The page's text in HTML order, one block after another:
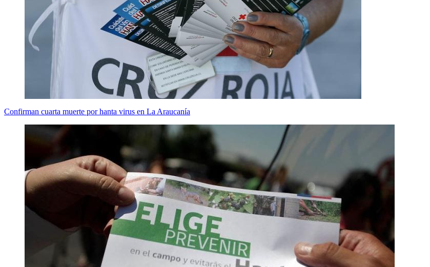
Confirman cuarta muerte por hanta virus en La Araucanía